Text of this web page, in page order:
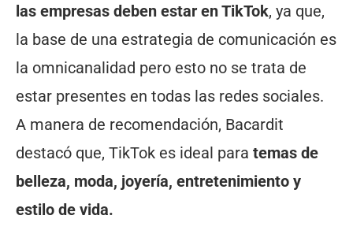
las empresas deben estar en TikTok, ya que,
la base de una estrategia de comunicación es
la omnicanalidad pero esto no se trata de
estar presentes en todas las redes sociales.
A manera de recomendación, Bacardit
destacó que, TikTok es ideal para temas de
belleza, moda, joyería, entretenimiento y
estilo de vida.